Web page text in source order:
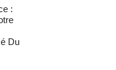
:
Du